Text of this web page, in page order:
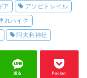
ア アソビトレイル
れハイク
阿夫利神社
送る Pocket